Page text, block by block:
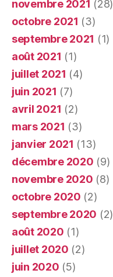
novembre 2021 (28)
octobre 2021 (3)
septembre 2021 (1)
août 2021 (1)
juillet 2021 (4)
juin 2021 (7)
avril 2021 (2)
mars 2021 (3)
janvier 2021 (13)
décembre 2020 (9)
novembre 2020 (8)
octobre 2020 (2)
septembre 2020 (2)
août 2020 (1)
juillet 2020 (2)
juin 2020 (5)